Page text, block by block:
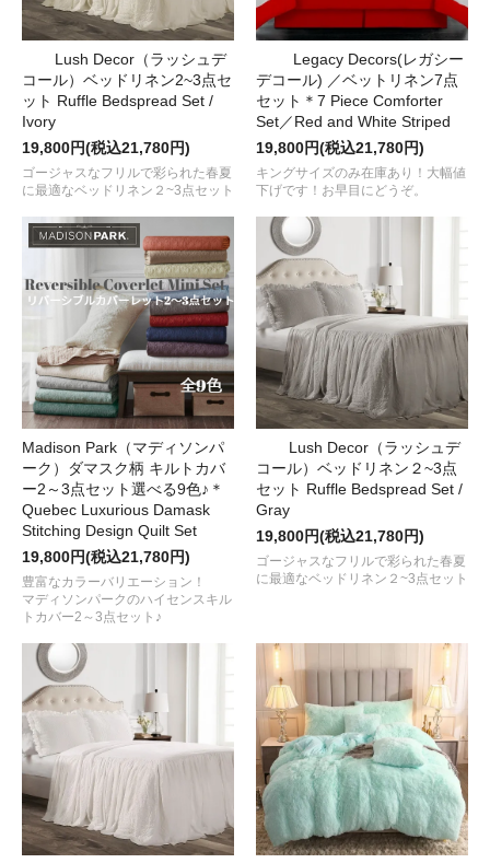
Lush Decor（ラッシュデ
コール）ベッドリネン2~3点セ
ット Ruffle Bedspread Set /
Ivory
19,800円(税込21,780円)
ゴージャスなフリルで彩られた春夏
に最適なベッドリネン２~3点セット
Legacy Decors(レガシー
デコール) ／ベットリネン7点
セット＊7 Piece Comforter
Set／Red and White Striped
19,800円(税込21,780円)
キングサイズのみ在庫あり！大幅値
下げです！お早目にどうぞ。
Madison Park（マディソンパ
ーク）ダマスク柄 キルトカバ
ー2～3点セット選べる9色♪＊
Quebec Luxurious Damask
Stitching Design Quilt Set
19,800円(税込21,780円)
豊富なカラーバリエーション！
マディソンパークのハイセンスキル
トカバー2～3点セット♪
Lush Decor（ラッシュデ
コール）ベッドリネン２~3点
セット Ruffle Bedspread Set /
Gray
19,800円(税込21,780円)
ゴージャスなフリルで彩られた春夏
に最適なベッドリネン２~3点セット